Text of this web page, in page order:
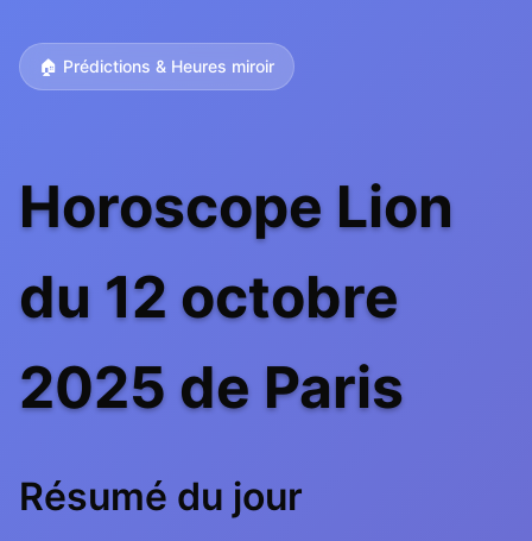
🏠 Prédictions & Heures miroir
Horoscope Lion
du 12 octobre
2025 de Paris
Résumé du jour